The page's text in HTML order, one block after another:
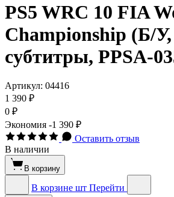
PS5 WRC 10 FIA
Championship (Б/У,
субтитры, PPSA-
Артикул: 04416
1 390 ₽
0 ₽
Экономия -1 390 ₽
Оставить отзыв
В наличии
В корзину
В корзине шт Перейти